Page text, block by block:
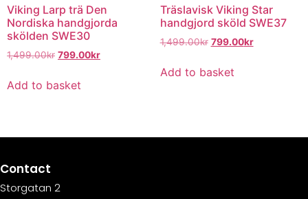
Viking Larp trä Den
Nordiska handgjorda
skölden SWE30
1,499.00kr 799.00kr
Add to basket
Träslavisk Viking Star
handgjord sköld SWE37
1,499.00kr 799.00kr
Add to basket
Contact
Storgatan 2